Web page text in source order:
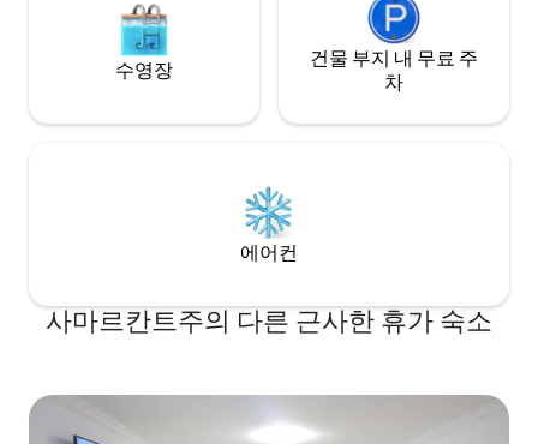
수영장
건물 부지 내 무료 주
차
에어컨
사마르칸트주의 다른 근사한 휴가 숙소